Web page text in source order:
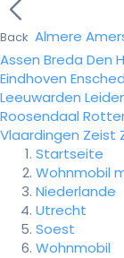
Back Almere
Assen Breda Den
Eindhoven
Leeuwarden
Roosendaal
Vlaardingen Zeist
Startseite
Wohnmobil
Niederlande
Utrecht
Soest
Wohnmobil